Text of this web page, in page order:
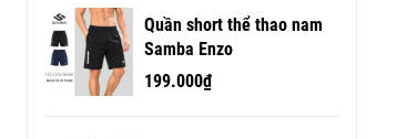
Quần short thể thao nam
Samba Enzo
199.000₫